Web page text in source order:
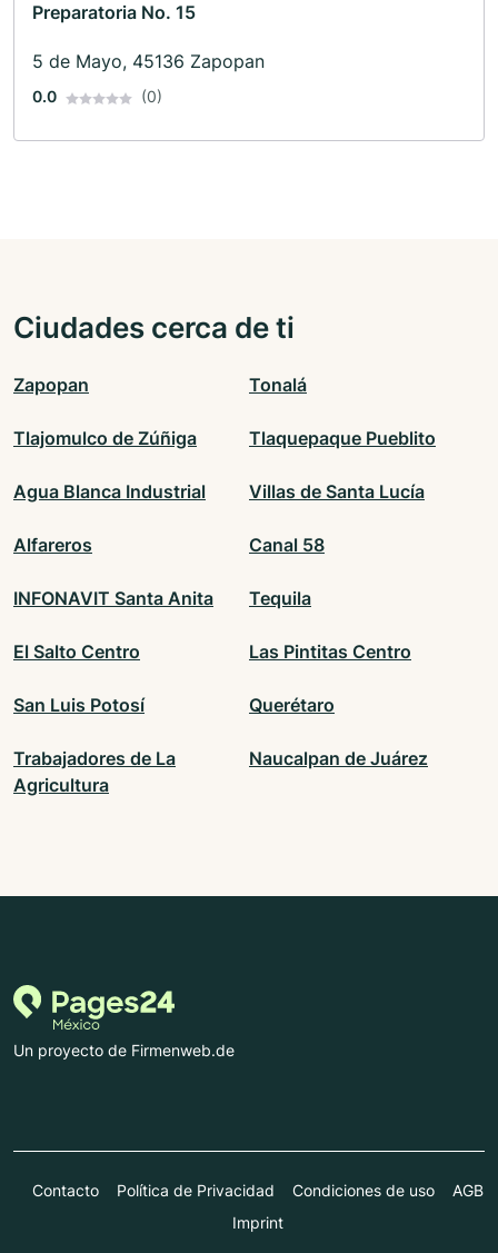
Preparatoria No. 15
5 de Mayo, 45136 Zapopan
0.0 (0)
Ciudades cerca de ti
Zapopan Tonalá
Tlajomulco de Zúñiga Tlaquepaque Pueblito
Agua Blanca Industrial Villas de Santa Lucía
Alfareros Canal 58
INFONAVIT Santa Anita Tequila
El Salto Centro Las Pintitas Centro
San Luis Potosí Querétaro
Trabajadores de La
Agricultura
Naucalpan de Juárez
Un proyecto de Firmenweb.de
Contacto Política de Privacidad Condiciones de uso
AGB
Imprint